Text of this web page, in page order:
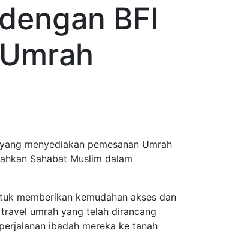
BFI
menyediakan pemesanan Umrah
Sahabat Muslim dalam
memberikan kemudahan akses dan
umrah yang telah dirancang
ibadah mereka ke tanah